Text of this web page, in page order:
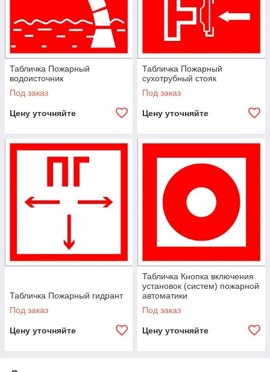
Табличка Пожарный
водоисточник
Под заказ
Цену уточняйте
Табличка Пожарный
сухотрубный стояк
Под заказ
Цену уточняйте
Табличка Пожарный гидрант
Под заказ
Цену уточняйте
Табличка Кнопка включения
установок (систем) пожарной
автоматики
Под заказ
Цену уточняйте